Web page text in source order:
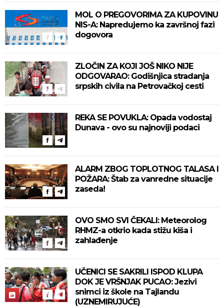
MOL O PREGOVORIMA ZA KUPOVINU
NIS-A: Napredujemo ka završnoj fazi
dogovora
ZLOČIN ZA KOJI JOŠ NIKO NIJE
ODGOVARAO: Godišnjica stradanja
srpskih civila na Petrovačkoj cesti
REKA SE POVUKLA: Opada vodostaj
Dunava - ovo su najnoviji podaci
ALARM ZBOG TOPLOTNOG TALASA I
POŽARA: Štab za vanredne situacije
zaseda!
OVO SMO SVI ČEKALI: Meteorolog
RHMZ-a otkrio kada stižu kiša i
zahlađenje
UČENICI SE SAKRILI ISPOD KLUPA
DOK JE VRŠNJAK PUCAO: Jezivi
snimci iz škole na Tajlandu
(UZNEMIRUJUĆE)